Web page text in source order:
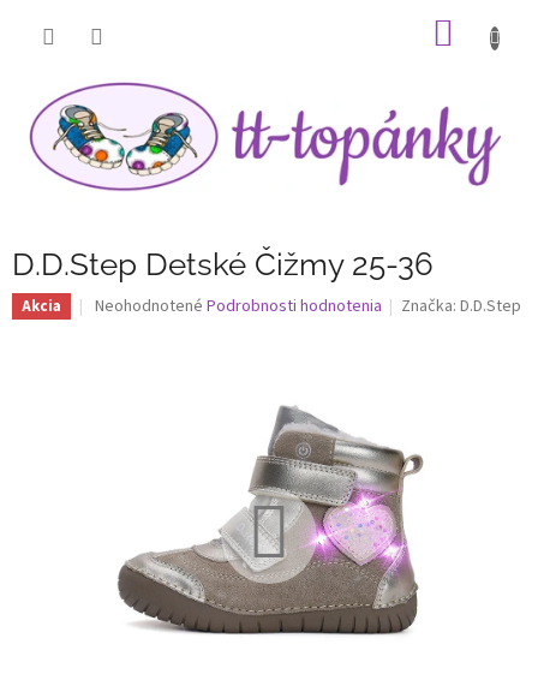
D.D.Step Detské Čižmy 25-36
Akcia
Priemerné
Neohodnotené Podrobnosti hodnotenia Značka:D.D.Step